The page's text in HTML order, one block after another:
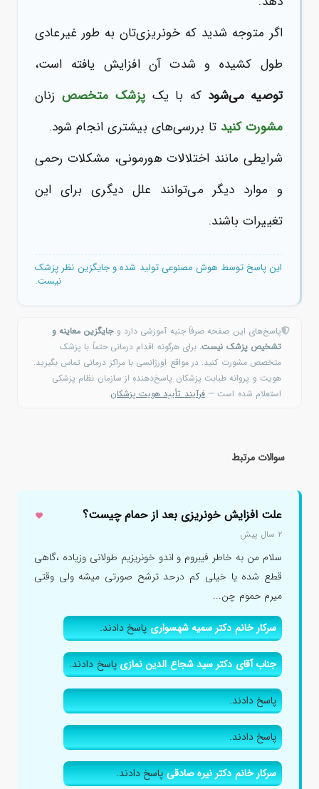
اگر متوجه شدید که خونریزی‌تان به طور غیرعادی
طول کشیده و شدت آن افزایش یافته است،
توصیه می‌شود که با یک پزشک متخصص زنان
مشورت کنید تا بررسی‌های بیشتری انجام شود.
شرایطی مانند اختلالات هورمونی، مشکلات رحمی
و موارد دیگر می‌توانند علل دیگری برای این
تغییرات باشند.
این پاسخ توسط هوش مصنوعی تولید شده و جایگزین نظر پزشک
نیست.
پاسخ‌های این صفحه صرفاً جنبه آموزشی دارد وجایگزین معاینه و
تشخیص پزشک نیست. برای هرگونه اقدام درمانی حتماً با پزشک
متخصص مشورت کنید. در مواقع اورژانسی با مراکز درمانی تماس بگیرید.
هویت و پروانه طبابت پزشکان پاسخ‌دهنده از سازمان نظام پزشکی
استعلام شده است —فرآیند تأیید هویت پزشکان.
سوالات مرتبط
علت افزایش خونریزی بعد از حمام چیست؟
۲ سال پیش
سلام من به خاطر فیبروم و اندو خونریزیم طولانی وزیاده ،گاهی
قطع شده یا خیلی کم درحد ترشح صورتی میشه ولی وقتی
میرم حموم چن...
سرکار خانم دکتر سمیه شهسواریپاسخ دادند.
جناب آقای دکتر سید شجاع الدین نمازیپاسخ دادند.
پاسخ دادند.
پاسخ دادند.
سرکار خانم دکتر نیره صادقیپاسخ دادند.